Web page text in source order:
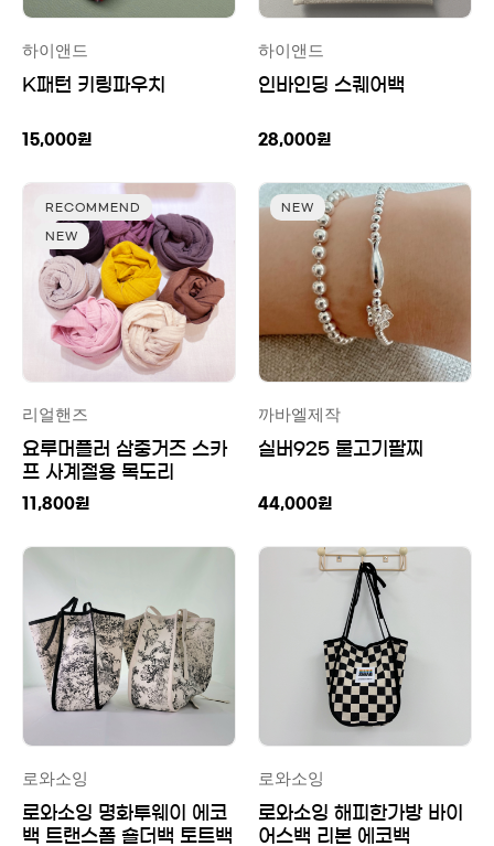
하이앤드
K패턴 키링파우치
15,000원
하이앤드
인바인딩 스퀘어백
28,000원
RECOMMEND
NEW
리얼핸즈
요루머플러 삼중거즈 스카
프 사계절용 목도리
11,800원
NEW
까바엘제작
실버925 물고기팔찌
44,000원
로와소잉
로와소잉 명화투웨이 에코
백 트랜스폼 숄더백 토트백
로와소잉
로와소잉 해피한가방 바이
어스백 리본 에코백